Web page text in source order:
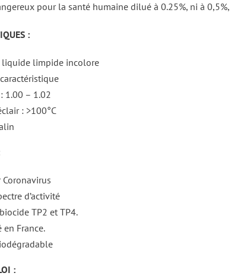
pour la santé humaine dilué à 0.25%, ni à
:
liquide limpide incolore
1.00 – 1.02
: >100°C
d’activité
TP2 et TP4.
France.
: